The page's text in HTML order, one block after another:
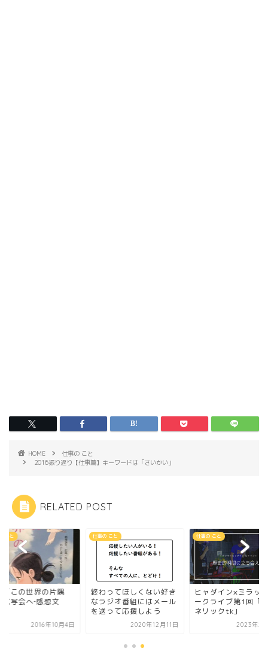
HOME
仕事の こと
2016振り返り【仕事篇】キーワードは「さいかい」
RELATED POST
こと
「この世界の片隅
試写会へ‐感想文
2016年10月4日
仕事の こと
終わってほしくない好き
なラジオ番組にはメール
を送って応援しよう
2020年12月11日
仕事の こと
ヒャダイン×ミラッ
ークライブ第1回「
ネリックtk」
2023年2